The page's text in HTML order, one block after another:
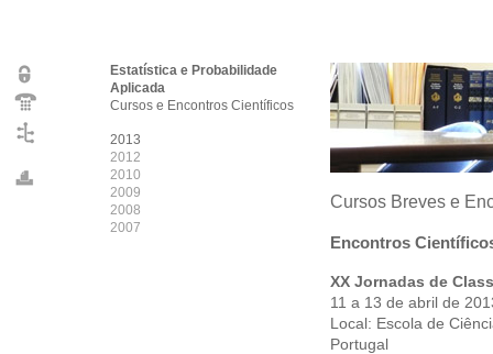
Estatística e Probabilidade
Aplicada
Cursos e Encontros Científicos
2013
2012
2010
2009
2008
2007
Cursos Breves e
Encontros
XX Jornadas de
11 a 13 de abril de
Local: Escola de
Portugal